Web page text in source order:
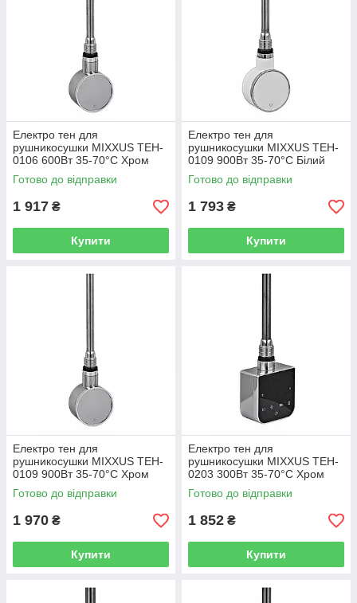
Електро тен для
рушникосушки MIXXUS TEH-
0106 600Вт 35-70°C Хром
Готово до відправки
1 917 ₴
Купити
Електро тен для
рушникосушки MIXXUS TEH-
0109 900Вт 35-70°C Білий
Готово до відправки
1 793 ₴
Купити
Електро тен для
рушникосушки MIXXUS TEH-
0109 900Вт 35-70°C Хром
Готово до відправки
1 970 ₴
Купити
Електро тен для
рушникосушки MIXXUS TEH-
0203 300Вт 35-70°C Хром
Готово до відправки
1 852 ₴
Купити